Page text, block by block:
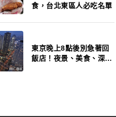
食，台北東區人必吃名單
東京晚上8點後別急著回
飯店！夜景、美食、深夜